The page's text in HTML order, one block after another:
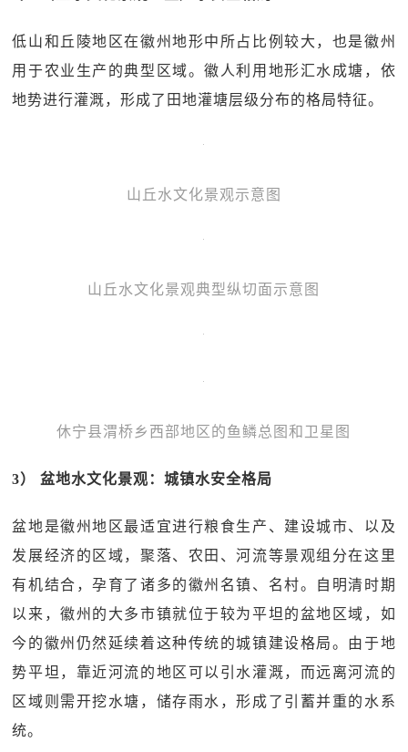
低山和丘陵地区在徽州地形中所占比例较大，也是徽州
用于农业生产的典型区域。徽人利用地形汇水成塘，依
地势进行灌溉，形成了田地灌塘层级分布的格局特征。
山丘水文化景观示意图
山丘水文化景观典型纵切面示意图
休宁县渭桥乡西部地区的鱼鳞总图和卫星图
3） 盆地水文化景观：城镇水安全格局
盆地是徽州地区最适宜进行粮食生产、建设城市、以及
发展经济的区域，聚落、农田、河流等景观组分在这里
有机结合，孕育了诸多的徽州名镇、名村。自明清时期
以来，徽州的大多市镇就位于较为平坦的盆地区域，如
今的徽州仍然延续着这种传统的城镇建设格局。由于地
势平坦，靠近河流的地区可以引水灌溉，而远离河流的
区域则需开挖水塘，储存雨水，形成了引蓄并重的水系
统。